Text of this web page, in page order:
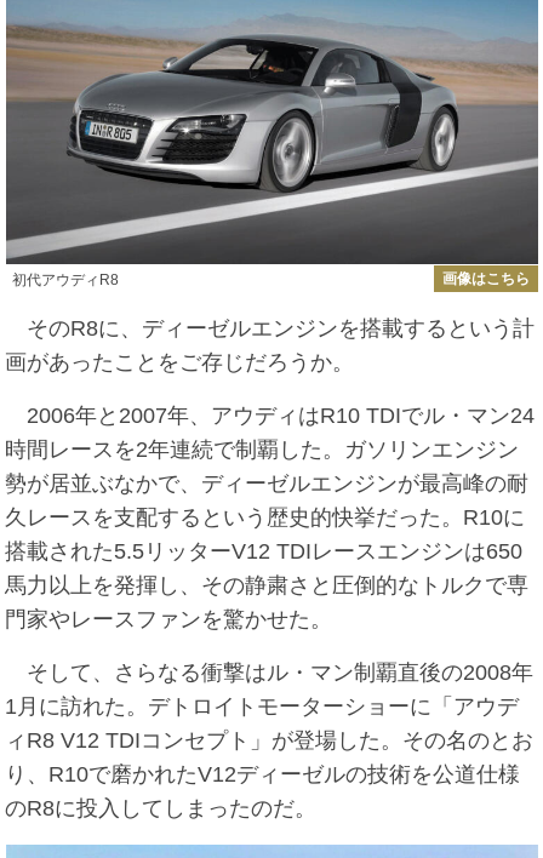
初代アウディR8 画像はこちら
そのR8に、ディーゼルエンジンを搭載するという計
画があったことをご存じだろうか。
2006年と2007年、アウディはR10 TDIでル・マン24
時間レースを2年連続で制覇した。ガソリンエンジン
勢が居並ぶなかで、ディーゼルエンジンが最高峰の耐
久レースを支配するという歴史的快挙だった。R10に
搭載された5.5リッターV12 TDIレースエンジンは650
馬力以上を発揮し、その静粛さと圧倒的なトルクで専
門家やレースファンを驚かせた。
そして、さらなる衝撃はル・マン制覇直後の2008年
1月に訪れた。デトロイトモーターショーに「アウデ
ィR8 V12 TDIコンセプト」が登場した。その名のとお
り、R10で磨かれたV12ディーゼルの技術を公道仕様
のR8に投入してしまったのだ。